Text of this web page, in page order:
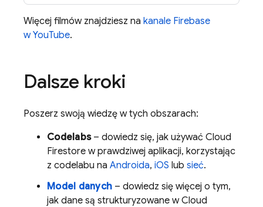
Więcej filmów znajdziesz na kanale Firebase
w YouTube.
Dalsze kroki
Poszerz swoją wiedzę w tych obszarach:
Codelabs– dowiedz się, jak używać Cloud
Firestore w prawdziwej aplikacji, korzystając
z codelabu na Androida, iOS lub sieć.
Model danych – dowiedz się więcej o tym,
jak dane są strukturyzowane wCloud